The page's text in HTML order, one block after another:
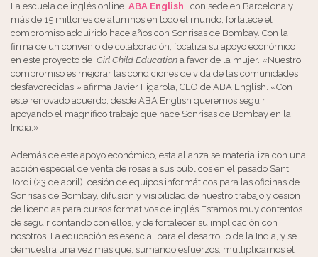
La escuela de inglés online ABA English , con sede en Barcelona y
más de 15 millones de alumnos en todo el mundo, fortalece el
compromiso adquirido hace años con Sonrisas de Bombay. Con la
firma de un convenio de colaboración, focaliza su apoyo económico
en este proyecto de Girl Child Education a favor de la mujer. «Nuestro
compromiso es mejorar las condiciones de vida de las comunidades
desfavorecidas,» afirma Javier Figarola, CEO de ABA English. «Con
este renovado acuerdo, desde ABA English queremos seguir
apoyando el magnífico trabajo que hace Sonrisas de Bombay en la
India.»
Además de este apoyo económico, esta alianza se materializa con una
acción especial de venta de rosas a sus públicos en el pasado Sant
Jordi (23 de abril), cesión de equipos informáticos para las oficinas de
Sonrisas de Bombay, difusión y visibilidad de nuestro trabajo y cesión
de licencias para cursos formativos de inglés.Estamos muy contentos
de seguir contando con ellos, y de fortalecer su implicación con
nosotros. La educación es esencial para el desarrollo de la India, y se
demuestra una vez más que, sumando esfuerzos, multiplicamos el